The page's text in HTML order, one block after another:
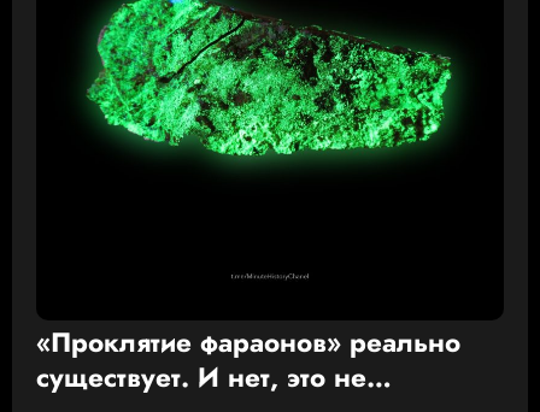
«Проклятие фараонов» реально
существует. И нет, это не